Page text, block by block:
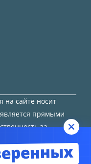
на сайте носит
прямыми
за